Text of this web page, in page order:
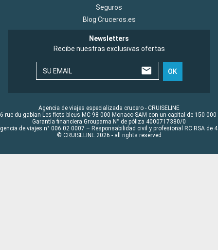
Seguros
Blog Cruceros.es
Newsletters
Recibe nuestras exclusivas ofertas
SU EMAIL OK
Agencia de viajes especializada crucero - CRUISELINE
rue du gabian Les flots bleus MC 98 000 Monaco SAM con un capital de 150 000
Garantía financiera Groupama N° de póliza 4000717380/0
de viajes n° 006 02 0007 – Responsabilidad civil y profesional RC RSA de
© CRUISELINE 2026 - all rights reserved